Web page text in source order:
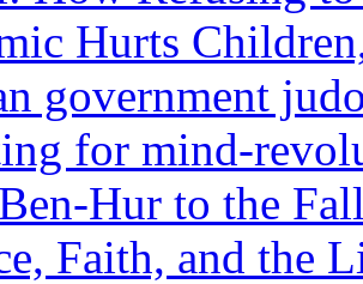
Hurts
government
for mind-
Hur to the
Faith, and the